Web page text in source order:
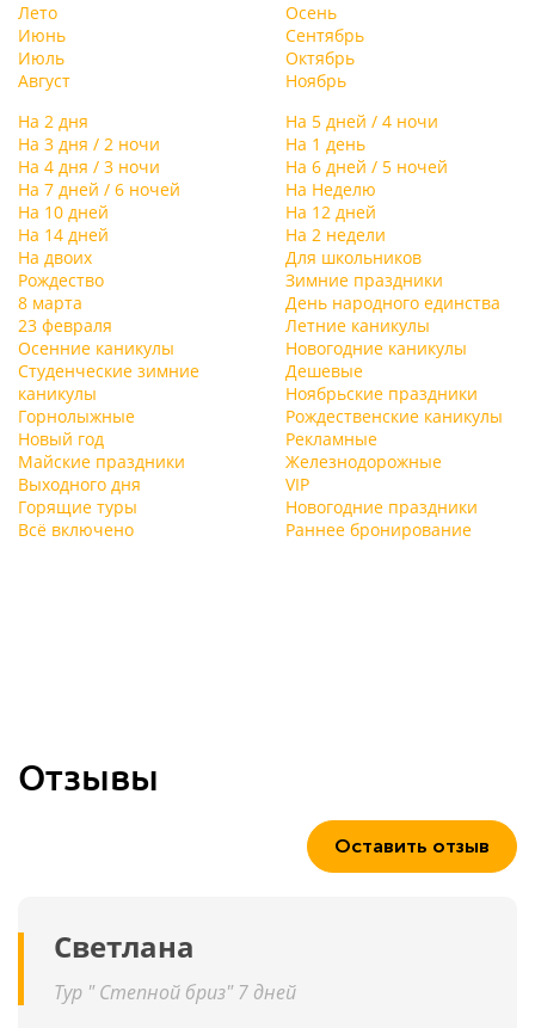
Лето
Июнь
Июль
Август
Осень
Сентябрь
Октябрь
Ноябрь
На 2 дня
На 5 дней / 4 ночи
На 3 дня / 2 ночи
На 1 день
На 4 дня / 3 ночи
На 6 дней / 5 ночей
На 7 дней / 6 ночей
На Неделю
На 10 дней
На 12 дней
На 14 дней
На 2 недели
На двоих
Для школьников
Рождество
Зимние праздники
8 марта
День народного единства
23 февраля
Летние каникулы
Осенние каникулы
Новогодние каникулы
Студенческие зимние
каникулы
Дешевые
Ноябрьские праздники
Горнолыжные
Рождественские каникулы
Новый год
Рекламные
Майские праздники
Железнодорожные
Выходного дня
VIP
Горящие туры
Новогодние праздники
Всё включено
Раннее бронирование
Отзывы
Оставить отзыв
Светлана
Тур " Степной бриз" 7 дней